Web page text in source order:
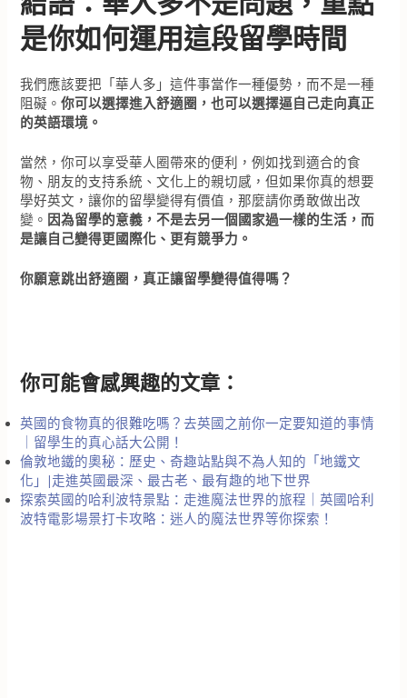
是你如何運用這段留學時間
我們應該要把「華人多」這件事當作一種優勢，而不是一種
阻礙。你可以選擇進入舒適圈，也可以選擇逼自己走向真正
的英語環境。
當然，你可以享受華人圈帶來的便利，例如找到適合的食
物、朋友的支持系統、文化上的親切感，但如果你真的想要
學好英文，讓你的留學變得有價值，那麼請你勇敢做出改
變。 因為留學的意義，不是去另一個國家過一樣的生活，而
是讓自己變得更國際化、更有競爭力。
你願意跳出舒適圈，真正讓留學變得值得嗎？
你可能會感興趣的文章：
英國的食物真的很難吃嗎？去英國之前你一定要知道的事情
｜留學生的真心話大公開！
倫敦地鐵的奧秘：歷史、奇趣站點與不為人知的「地鐵文
化」|走進英國最深、最古老、最有趣的地下世界
探索英國的哈利波特景點：走進魔法世界的旅程｜英國哈利
波特電影場景打卡攻略：迷人的魔法世界等你探索！